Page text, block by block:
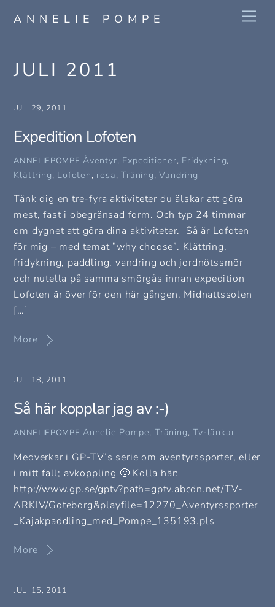
ANNELIE POMPE
JULI 2011
JULI 29, 2011
Expedition Lofoten
ANNELIEPOMPE Äventyr, Expeditioner, Fridykning,
Klättring, Lofoten, resa,Träning,Vandring
Tänk dig en tre-fyra aktiviteter du älskar att göra
mest, fast i obegränsad form. Och typ 24 timmar
om dygnet att göra dina aktiviteter. Så är Lofoten
för mig – med temat ”why choose”. Klättring,
fridykning, paddling, vandring och jordnötssmör
och nutella på samma smörgås innan expedition
Lofoten är över för den här gången. Midnattssolen
[…]
More
JULI 18, 2011
Så här kopplar jag av :-)
ANNELIEPOMPE Annelie Pompe,Träning,Tv-länkar
Medverkar i GP-TV’s serie om äventyrssporter, eller
i mitt fall; avkoppling 🙂 Kolla här:
http://www.gp.se/gptv?path=gptv.abcdn.net/TV-
ARKIV/Goteborg&playfile=12270_Aventyrssporter
_Kajakpaddling_med_Pompe_135193.pls
More
JULI 15, 2011